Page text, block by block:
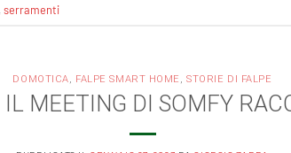
,serramenti
DOMOTICA, FALPE SMART HOME ,STORIE DI FALPE
MEETING DI SOMFY